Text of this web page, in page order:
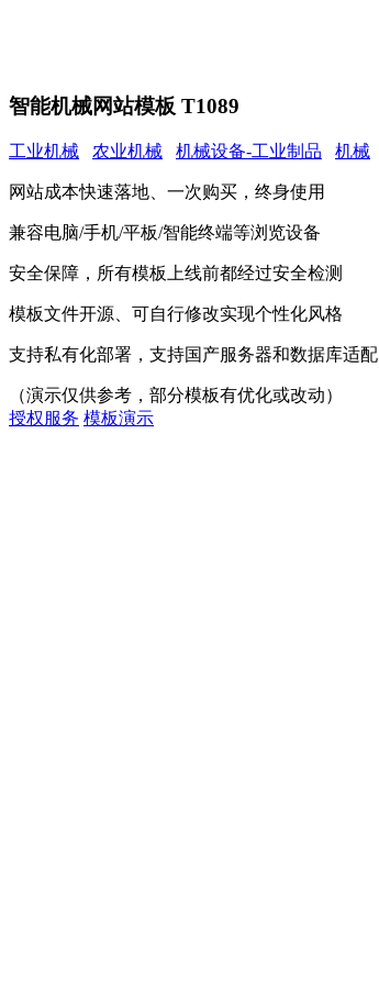
智能机械网站模板 T1089
工业机械 农业机械 机械设备-工业制品 机械
网站成本快速落地、一次购买，终身使用
兼容电脑/手机/平板/智能终端等浏览设备
安全保障，所有模板上线前都经过安全检测
模板文件开源、可自行修改实现个性化风格
支持私有化部署，支持国产服务器和数据库适配
（演示仅供参考，部分模板有优化或改动）
授权服务 模板演示